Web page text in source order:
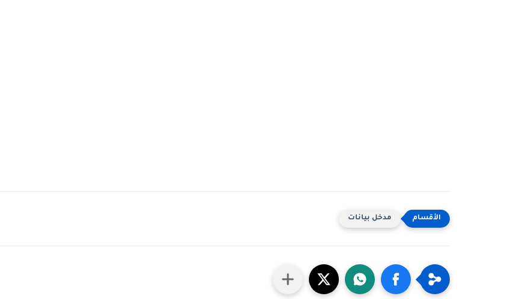
مدخل بيانات